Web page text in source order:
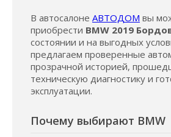
В автосалоне АВТОДОМ вы
приобрести BMW 2019
состоянии и на выгодных
предлагаем проверенные
прозрачной историей,
техническую диагностику и
эксплуатации.
Почему выбирают BMW